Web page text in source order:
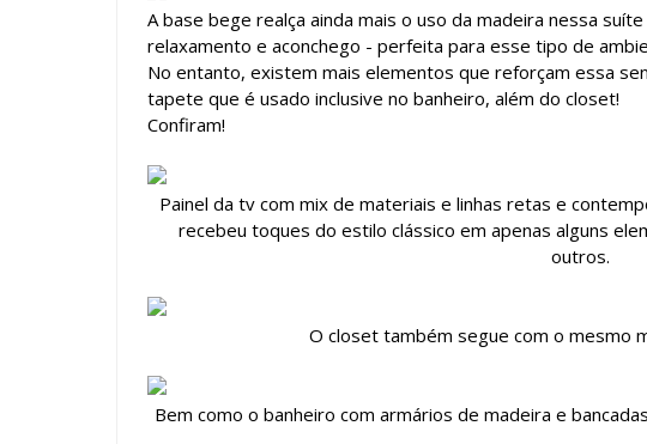
A base bege realça ainda mais o uso da madeira nessa
relaxamento e aconchego - perfeita para esse tipo de
No entanto, existem mais elementos que reforçam essa
tapete que é usado inclusive no banheiro, além do closet!
Confiram!
Painel da tv com mix de materiais e linhas retas e
recebeu toques do estilo clássico em apenas alguns
outros.
O closet também segue com o mesmo
Bem como o banheiro com armários de madeira e